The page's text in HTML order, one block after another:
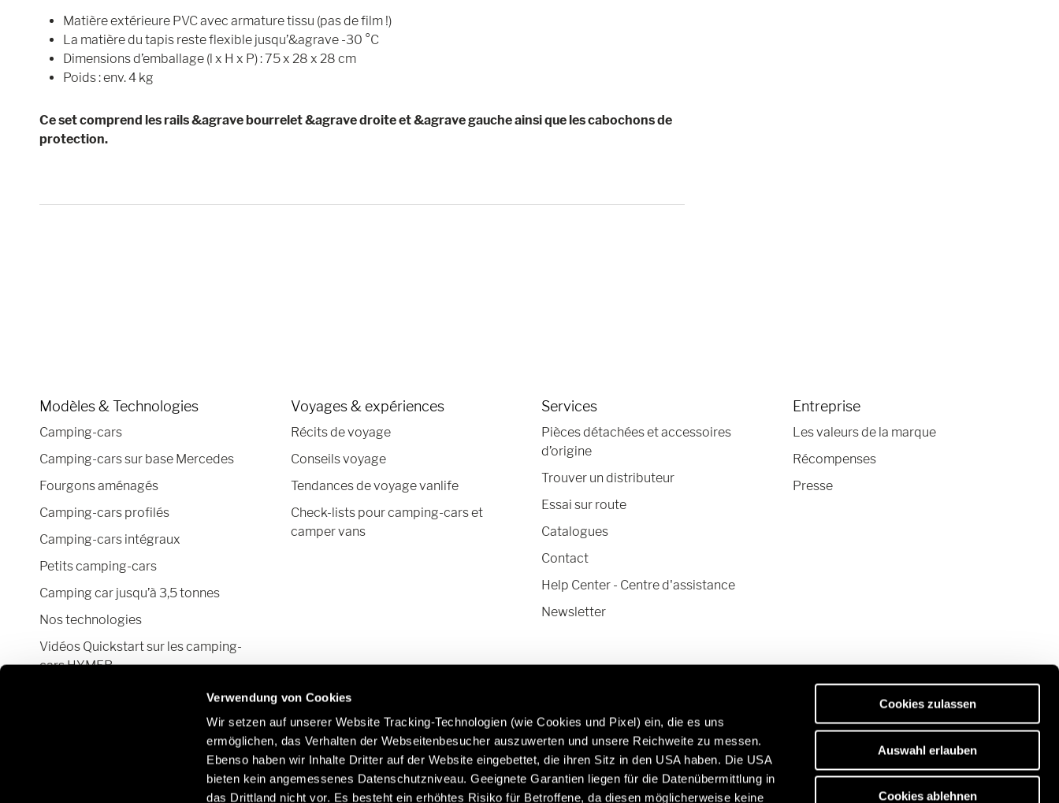
Verwendung von Cookies
Wir setzen auf unserer Website Tracking-Technologien (wie Cookies und Pixel) ein, die es uns
ermöglichen, das Verhalten der Webseitenbesucher auszuwerten und unsere Reichweite zu messen.
Ebenso haben wir Inhalte Dritter auf der Website eingebettet, die ihren Sitz in den USA haben. Die USA
bieten kein angemessenes Datenschutzniveau. Geeignete Garantien liegen für die Datenübermittlung in
das Drittland nicht vor. Es besteht ein erhöhtes Risiko für Betroffene, da diesen möglicherweise keine
Cookies zulassen
Auswahl erlauben
Cookies ablehnen
Matière extérieure PVC avec armature tissu (pas de film !)
La matière du tapis reste flexible jusqu’&agrave -30 °C
Dimensions d’emballage (l x H x P) : 75 x 28 x 28 cm
Poids : env. 4 kg
Ce set comprend les rails &agrave bourrelet &agrave droite et &agrave gauche ainsi que les cabochons de
protection.
Modèles & Technologies
Camping-cars
Camping-cars sur base Mercedes
Fourgons aménagés
Camping-cars profilés
Camping-cars intégraux
Petits camping-cars
Camping car jusqu’à 3,5 tonnes
Nos technologies
Vidéos Quickstart sur les camping-
cars HYMER
Configurateur camping-car et fourgon
Voyages & expériences
Récits de voyage
Conseils voyage
Tendances de voyage vanlife
Check-lists pour camping-cars et
camper vans
Services
Pièces détachées et accessoires
d’origine
Trouver un distributeur
Essai sur route
Catalogues
Contact
Help Center - Centre d'assistance
Newsletter
Entreprise
Les valeurs de la marque
Récompenses
Presse
Suivez-nous également sur les réseaux sociaux:
En savoir plus sur les pièces et accessoires
Caravanes de qualité Premium :